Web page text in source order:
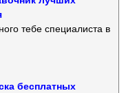
тебе специалиста в
бесплатных